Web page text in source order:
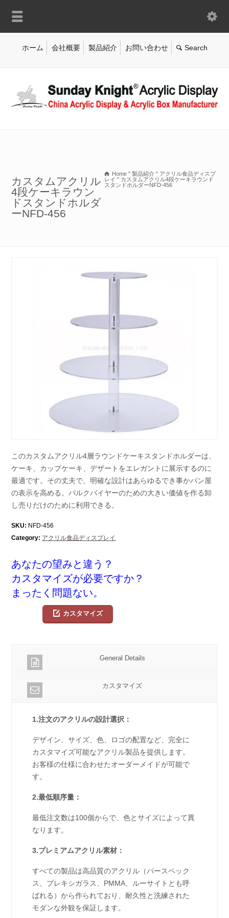
ホーム 会社概要 製品紹介 お問い合わせ
カスタムアクリル
4段ケーキラウン
ドスタンドホルダ
ーNFD-456
Home " 製品紹介 " アクリル食品ディスプ
レイ " カスタムアクリル4段ケーキラウンド
スタンドホルダーNFD-456
このカスタムアクリル4層ラウンドケーキスタンドホルダーは、
ケーキ、カップケーキ、デザートをエレガントに展示するのに
最適です。その丈夫で、明確な設計はあらゆるでき事かパン屋
の表示を高める。バルクバイヤーのための大きい価値を作る卸
し売りだけのために利用できる。
SKU: NFD-456
Category: アクリル食品ディスプレイ
あなたの望みと違う？
カスタマイズが必要ですか？
まったく問題ない。
カスタマイズ
General Details
カスタマイズ
1.注文のアクリルの設計選択：
デザイン、サイズ、色、ロゴの配置など、完全に
カスタマイズ可能なアクリル製品を提供します。
お客様の仕様に合わせたオーダーメイドが可能で
す。
2.最低順序量：
最低注文数は100個からで、色とサイズによって異
なります。
3.プレミアムアクリル素材：
すべての製品は高品質のアクリル（パースペック
ス、プレキシガラス、PMMA、ルーサイトとも呼
ばれる）から作られており、耐久性と洗練された
モダンな外観を保証します。